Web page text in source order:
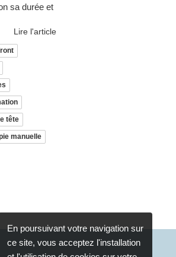
sa durée et
Lire l'article
tête
manuelle
En poursuivant votre navigation sur
ce site, vous acceptez l'installation